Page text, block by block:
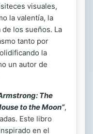
visuales,
la valentía, la
los sueños. La
tanto por
la
un autor de
The
to the Moon”,
Este libro
en el